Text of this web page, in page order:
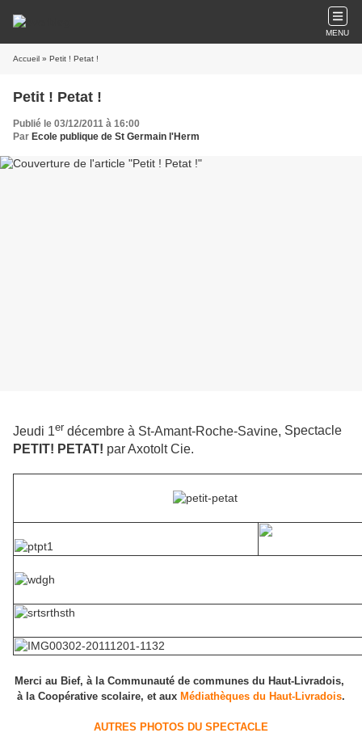
MENU
Accueil » Petit ! Petat !
Petit ! Petat !
Publié le 03/12/2011 à 16:00
Par Ecole publique de St Germain l'Herm
Jeudi 1er décembre à St-Amant-Roche-Savine, Spectacle
PETIT! PETAT! par Axotolt Cie.
Merci au Bief, à la Communauté de communes du Haut-Livradois,
à la Coopérative scolaire, et aux Médiathèques du Haut-Livradois.
AUTRES PHOTOS DU SPECTACLE